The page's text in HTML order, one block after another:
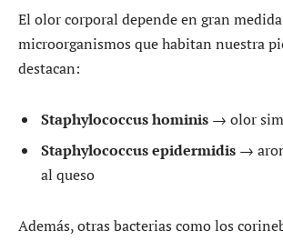
El olor corporal depende en gran
microorganismos que habitan nuestra
destacan:
Staphylococcus hominis → olor
Staphylococcus epidermidis →
al queso
Además, otras bacterias como los